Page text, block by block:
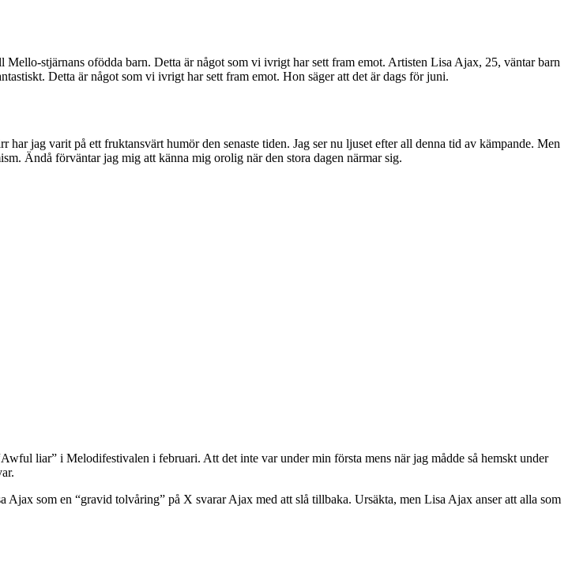
stjärnans ofödda barn. Detta är något som vi ivrigt har sett fram emot. Artisten Lisa Ajax, 25, väntar barn
Detta är något som vi ivrigt har sett fram emot. Hon säger att det är dags för juni.
jag varit på ett fruktansvärt humör den senaste tiden. Jag ser nu ljuset efter all denna tid av kämpande. Men
Ändå förväntar jag mig att känna mig orolig när den stora dagen närmar sig.
liar” i Melodifestivalen i februari. Att det inte var under min första mens när jag mådde så hemskt under
som en “gravid tolvåring” på X svarar Ajax med att slå tillbaka. Ursäkta, men Lisa Ajax anser att alla som